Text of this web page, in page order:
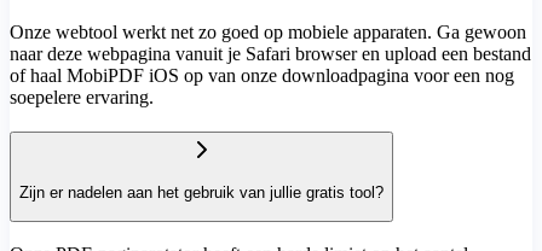
Onze webtool werkt net zo goed op mobiele apparaten. Ga gewoon
naar deze webpagina vanuit je Safari browser en upload een bestand
of haal MobiPDF iOS op van onze downloadpagina voor een nog
soepelere ervaring.
Zijn er nadelen aan het gebruik van jullie gratis tool?